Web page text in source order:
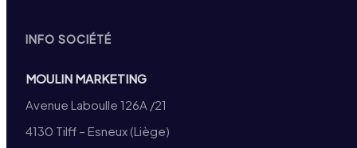
INFO SOCIÉTÉ
MOULIN MARKETING
Avenue Laboulle 126A /21
4130 Tilff – Esneux (Liège)